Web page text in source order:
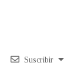
Suscribir